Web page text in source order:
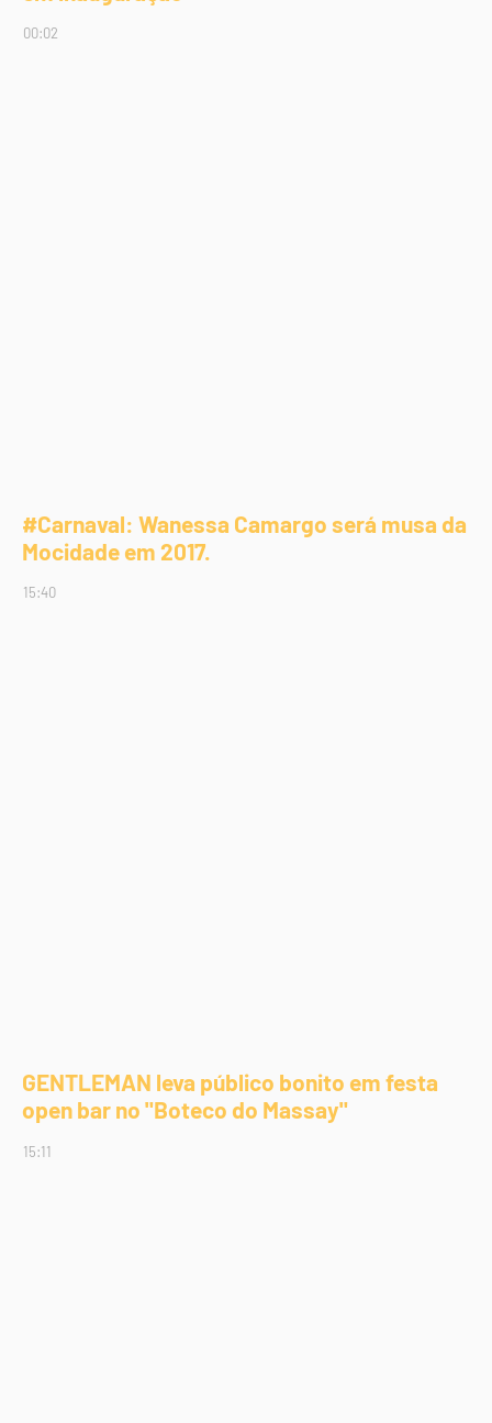
00:02
#Carnaval: Wanessa Camargo será musa da
Mocidade em 2017.
15:40
GENTLEMAN leva público bonito em festa
open bar no "Boteco do Massay"
15:11